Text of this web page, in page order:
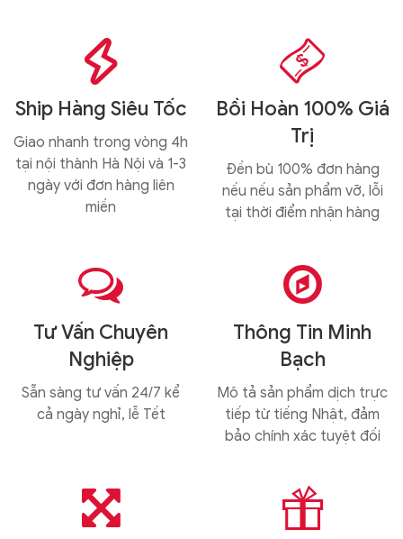

Ship Hàng Siêu Tốc
Giao nhanh trong vòng 4h
tại nội thành Hà Nội và 1-3
ngày với đơn hàng liên
miền

Bồi Hoàn 100% Giá
Trị
Đền bù 100% đơn hàng
nếu nếu sản phẩm vỡ, lỗi
tại thời điểm nhận hàng

Tư Vấn Chuyên
Nghiệp
Sẵn sàng tư vấn 24/7 kể
cả ngày nghỉ, lễ Tết

Thông Tin Minh
Bạch
Mô tả sản phẩm dịch trực
tiếp từ tiếng Nhật, đảm
bảo chính xác tuyệt đối
 